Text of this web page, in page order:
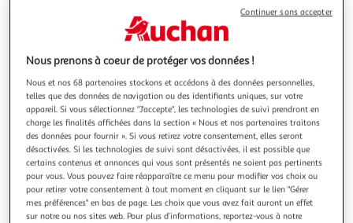
TP-LINK
Prise connectée Tapo 100 Wi-Fi - Blanc
Permet de piloter les objets connectés via l'application
Tapo - Commande à distance - Mode d'absence - Contrôle
vocal - Compatible Google Assistant et Amazone Alexa -
Calendrier et minuterie - Fonctionne sur secteur
En savoir +
Garantie légale: 2 ans (voir CGV)
Vendu parBoulanger
Livr. ou retrait dès 3/4 jours
Nous prenons à coeur de protéger vos données !
Nous et nos 68 partenaires stockons et accédons à des données personnelles,
telles que des données de navigation ou des identifiants uniques, sur votre
appareil. Si vous sélectionnez "J'accepte", les technologies de suivi prendront en
charge les finalités affichées dans la section « Nous et nos partenaires traitons
des données pour fournir ». Si vous retirez votre consentement, elles seront
désactivées. Si les technologies de suivi sont désactivées, il est possible que
certains contenus et annonces qui vous sont présentés ne soient pas pertinents
pour vous. Vous pouvez faire réapparaître ce menu pour modifier vos choix ou
pour retirer votre consentement à tout moment en cliquant sur le lien "Gérer
mes préférences" en bas de page. Les choix que vous avez fait auront un effet
sur notre ou nos sites web. Pour plus d’informations, reportez-vous à notre
Continuer sans accepter